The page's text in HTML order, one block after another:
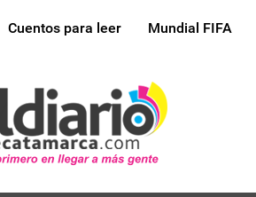
Cuentos para leer Mundial FIFA